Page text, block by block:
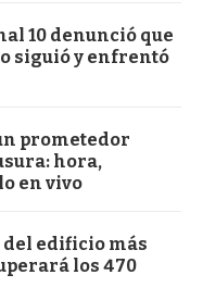
10 denunció que
siguió y enfrentó
prometedor
hora,
en vivo
edificio más
los 470